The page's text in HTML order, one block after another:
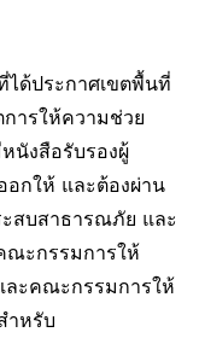
ได้ประกาศเขตพื้นที่
ารให้ความช่วย
นังสือรับรองผู้
กให้ และต้องผ่าน
สบสาธารณภัย และ
ณะกรรมการให้
ละคณะกรรมการให้
ำหรับ